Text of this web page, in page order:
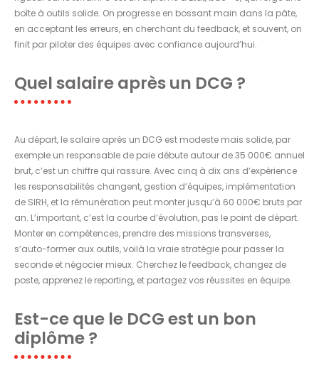
boîte à outils solide. On progresse en bossant main dans la pâte,
en acceptant les erreurs, en cherchant du feedback, et souvent, on
finit par piloter des équipes avec confiance aujourd’hui.
Quel salaire après un DCG ?
Au départ, le salaire après un DCG est modeste mais solide, par
exemple un responsable de paie débute autour de 35 000€ annuel
brut, c’est un chiffre qui rassure. Avec cinq à dix ans d’expérience
les responsabilités changent, gestion d’équipes, implémentation
de SIRH, et la rémunération peut monter jusqu’à 60 000€ bruts par
an. L’important, c’est la courbe d’évolution, pas le point de départ.
Monter en compétences, prendre des missions transverses,
s’auto-former aux outils, voilà la vraie stratégie pour passer la
seconde et négocier mieux. Cherchez le feedback, changez de
poste, apprenez le reporting, et partagez vos réussites en équipe.
Est-ce que le DCG est un bon
diplôme ?